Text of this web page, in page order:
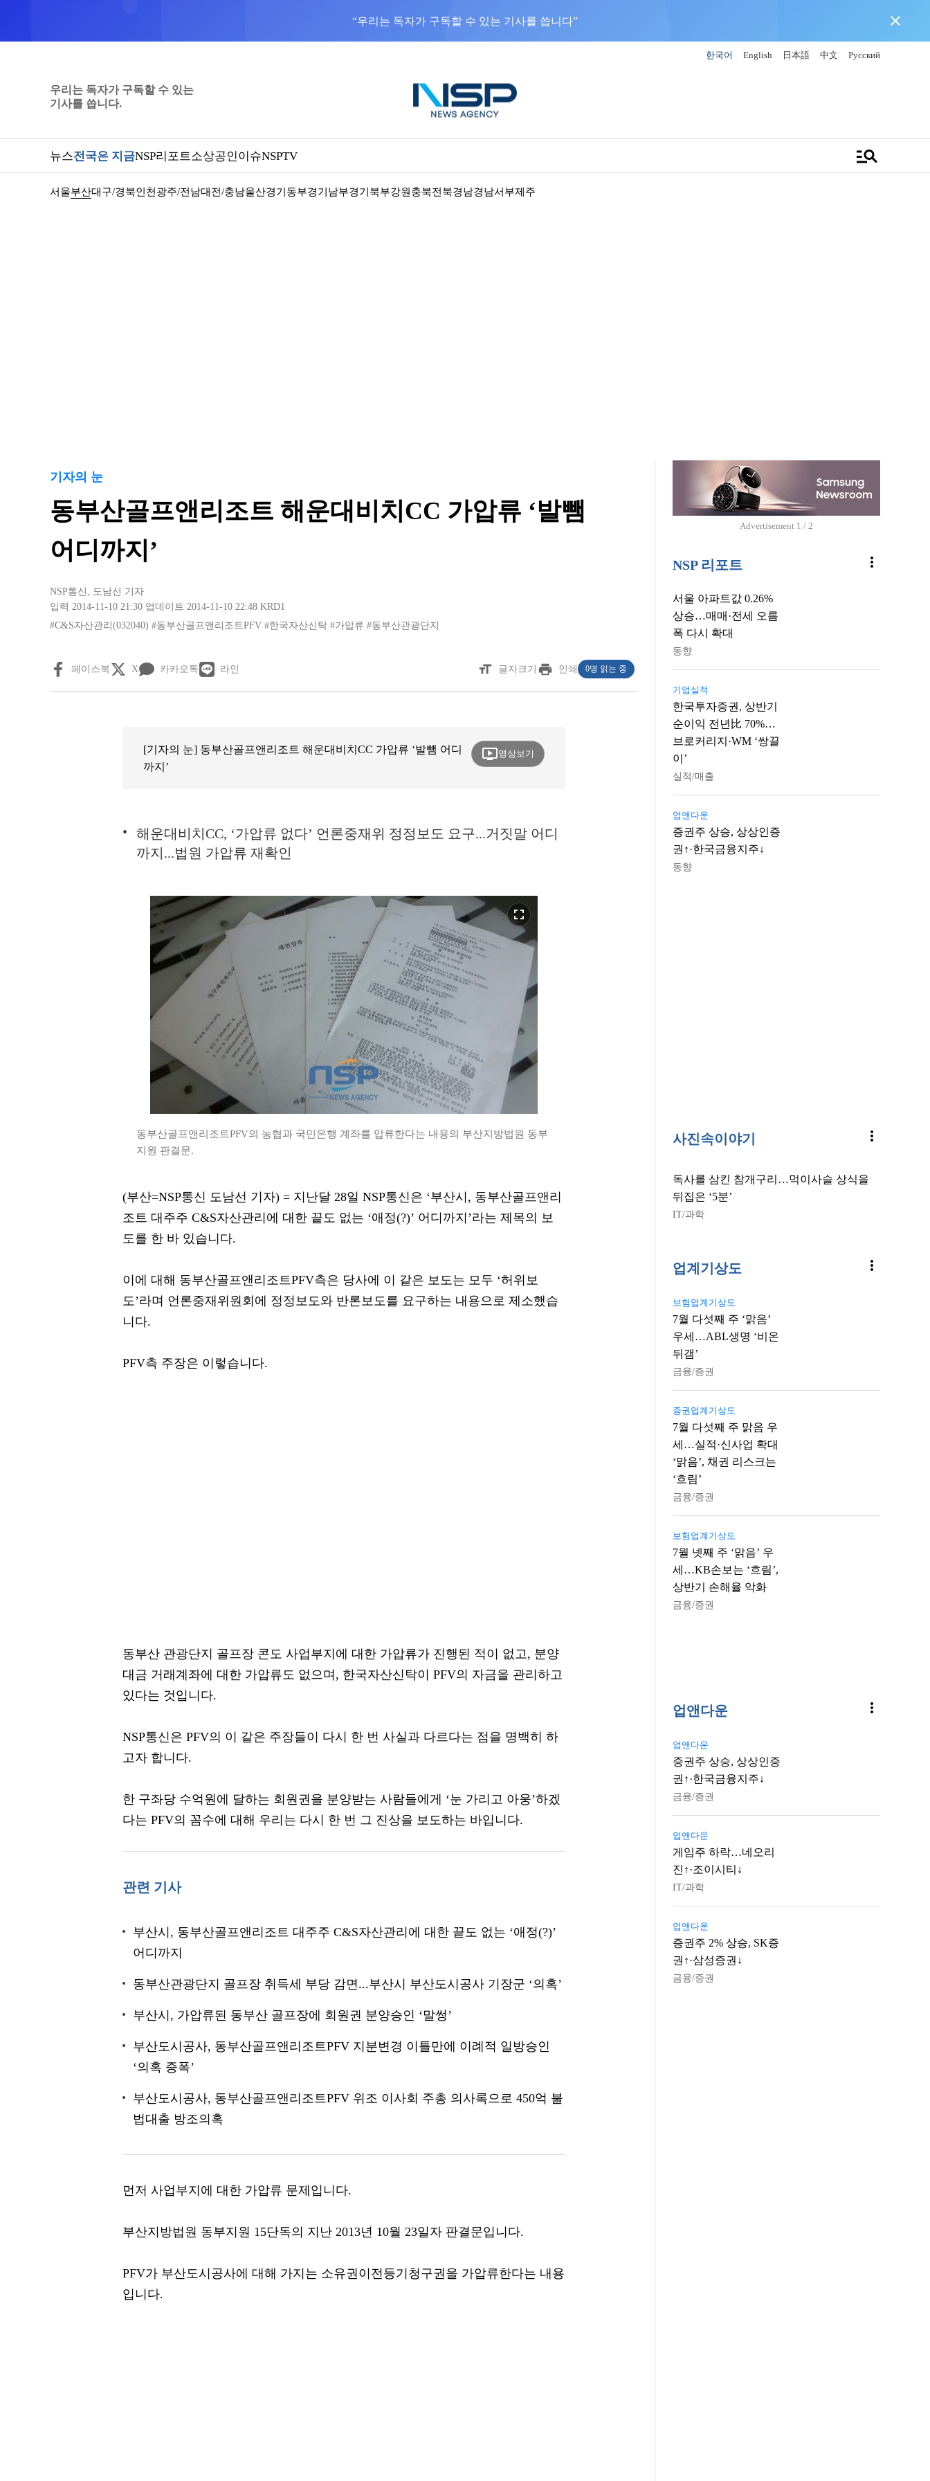
“우리는 독자가 구독할 수 있는 기사를 씁니다” close
한국어 English 日本語 中文 Русский
우리는 독자가 구독할 수 있는
기사를 씁니다.
뉴스전국은 지금NSP리포트소상공인이슈NSPTV manage_search
서울부산대구/경북인천 광주/전남대전/충남울산경기동부경기남부경기북부강원 충북전북경남경남서부제주
기자의 눈
동부산골프앤리조트 해운대비치CC 가압류 ‘발뺌
어디까지’
NSP통신 , 도남선 기자
입력 2014-11-10 21:30 업데이트 2014-11-10 22:48 KRD1
#C&S자산관리(032040) #동부산골프앤리조트PFV #한국자산신탁 #가압류 #동부산관광단지
페이스북 X 카카오톡 라인 format_size 글자크기 print 인쇄 0명 읽는 중
[기자의 눈] 동부산골프앤리조트 해운대비치CC 가압류 ‘발뺌 어디
까지’
ondemand_video영상보기
해운대비치CC, ‘가압류 없다’ 언론중재위 정정보도 요구...거짓말 어디
까지...법원 가압류 재확인
fullscreen
동부산골프앤리조트PFV의 농협과 국민은행 계좌를 압류한다는 내용의 부산지방법원 동부
지원 판결문.
(부산=NSP통신 도남선 기자) = 지난달 28일 NSP통신은 ‘부산시, 동부산골프앤리
조트 대주주 C&S자산관리에 대한 끝도 없는 ‘애정(?)’ 어디까지’라는 제목의 보
도를 한 바 있습니다.
이에 대해 동부산골프앤리조트PFV측은 당사에 이 같은 보도는 모두 ‘허위보
도’라며 언론중재위원회에 정정보도와 반론보도를 요구하는 내용으로 제소했습
니다.
PFV측 주장은 이렇습니다.
동부산 관광단지 골프장 콘도 사업부지에 대한 가압류가 진행된 적이 없고, 분양
대금 거래계좌에 대한 가압류도 없으며, 한국자산신탁이 PFV의 자금을 관리하고
있다는 것입니다.
NSP통신은 PFV의 이 같은 주장들이 다시 한 번 사실과 다르다는 점을 명백히 하
고자 합니다.
한 구좌당 수억원에 달하는 회원권을 분양받는 사람들에게 ‘눈 가리고 아웅’하겠
다는 PFV의 꼼수에 대해 우리는 다시 한 번 그 진상을 보도하는 바입니다.
관련 기사
부산시, 동부산골프앤리조트 대주주 C&S자산관리에 대한 끝도 없는 ‘애정(?)’
어디까지
동부산관광단지 골프장 취득세 부당 감면...부산시 부산도시공사 기장군 ‘의혹’
부산시, 가압류된 동부산 골프장에 회원권 분양승인 ‘말썽’
부산도시공사, 동부산골프앤리조트PFV 지분변경 이틀만에 이례적 일방승인
‘의혹 증폭’
부산도시공사, 동부산골프앤리조트PFV 위조 이사회 주총 의사록으로 450억 불
법대출 방조의혹
먼저 사업부지에 대한 가압류 문제입니다.
부산지방법원 동부지원 15단독의 지난 2013년 10월 23일자 판결문입니다.
PFV가 부산도시공사에 대해 가지는 소유권이전등기청구권을 가압류한다는 내용
입니다.
Advertisement 1 / 2
NSP 리포트 more_vert
서울 아파트값 0.26%
상승…매매·전세 오름
폭 다시 확대
동향
기업실적
한국투자증권, 상반기
순이익 전년比 70%…
브로커리지·WM ‘쌍끌
이’
실적/매출
업앤다운
증권주 상승, 상상인증
권↑·한국금융지주↓
동향
사진속이야기 more_vert
독사를 삼킨 참개구리…먹이사슬 상식을
뒤집은 ‘5분’
IT/과학
업계기상도 more_vert
보험업계기상도
7월 다섯째 주 ‘맑음’
우세…ABL생명 ‘비온
뒤갬’
금융/증권
증권업계기상도
7월 다섯째 주 맑음 우
세…실적·신사업 확대
‘맑음’, 채권 리스크는
‘흐림’
금융/증권
보험업계기상도
7월 넷째 주 ‘맑음’ 우
세…KB손보는 ‘흐림’,
상반기 손해율 악화
금융/증권
업앤다운 more_vert
업앤다운
증권주 상승, 상상인증
권↑·한국금융지주↓
금융/증권
업앤다운
게임주 하락…네오리
진↑·조이시티↓
IT/과학
업앤다운
증권주 2% 상승, SK증
권↑·삼성증권↓
금융/증권